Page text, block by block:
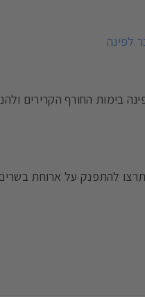
לפינה
צימר בראש פינה בימות החורף הקרירים
להתפנק על ארוחת